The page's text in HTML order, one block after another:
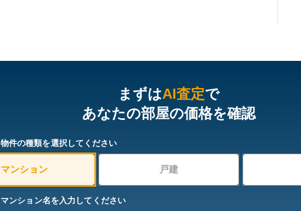
まずはAI査定で
あなたの部屋の価格を確認
物件の種類を選択してください
マンション 戸建
マンション名を入力してください